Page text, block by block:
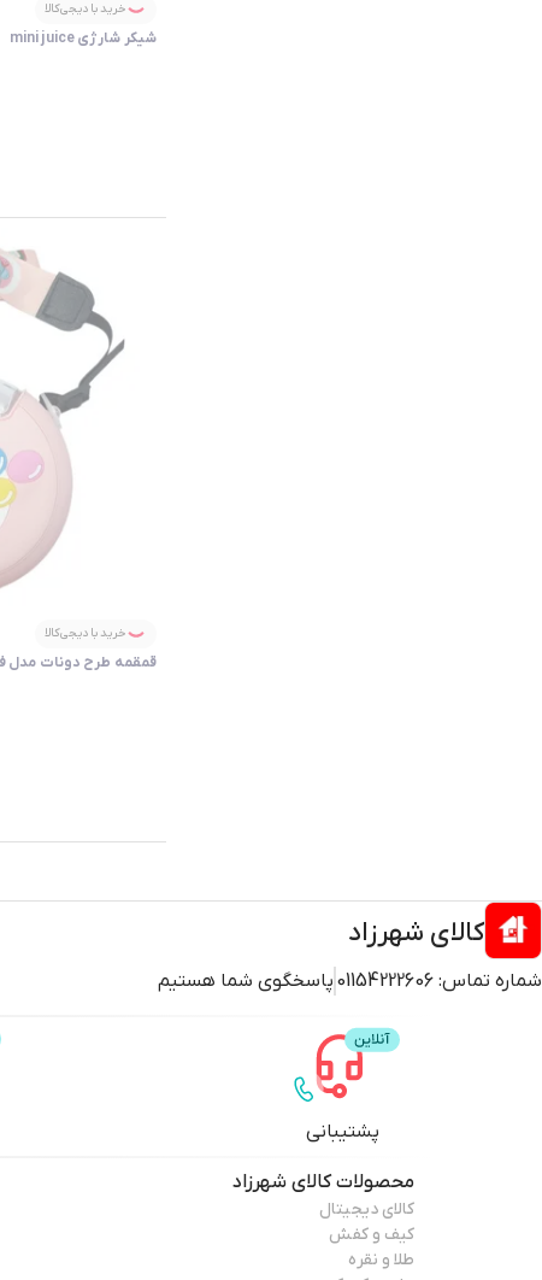
خرید با دیجی‌کالا
شیکر شارژی mini juice
خرید با دیجی‌کالا
قمقمه طرح دونات مدل فیلی
کالای شهرزاد
شماره تماس: 01154222606 پاسخگوی شما هستیم
پشتیبانی
محصولاتکالای شهرزاد
کالای دیجیتال
کیف و کفش
طلا و نقره